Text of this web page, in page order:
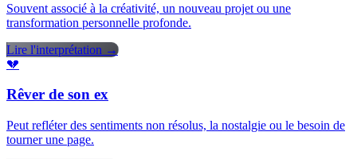
Souvent associé à la créativité, un nouveau projet ou une
transformation personnelle profonde.
Lire l'interprétation →
💔
Rêver de son ex
Peut refléter des sentiments non résolus, la nostalgie ou le besoin de
tourner une page.